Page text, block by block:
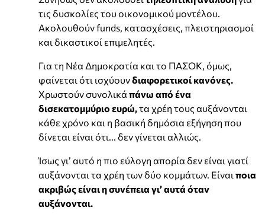
τις δυσκολίες του οικονομικού μοντέλου.
Ακολουθούν funds, κατασχέσεις, πλειστηριασμοί
και δικαστικοί επιμελητές.
Για τη Νέα Δημοκρατία και το ΠΑΣΟΚ, όμως,
φαίνεται ότι ισχύουνδιαφορετικοί κανόνες.
Χρωστούν συνολικά πάνω από ένα
δισεκατομμύριο ευρώ, τα χρέη τους αυξάνονται
κάθε χρόνο και η βασική δημόσια εξήγηση που
δίνεται είναι ότι... δεν γίνεται αλλιώς.
Ίσως γι’ αυτό η πιο εύλογη απορία δεν είναι γιατί
αυξάνονται τα χρέη των δύο κομμάτων. Είναι ποια
ακριβώς είναι η συνέπεια γι’ αυτά όταν
αυξάνονται.